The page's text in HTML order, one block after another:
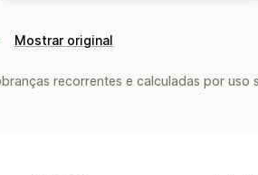
Mostrar original
recorrentes e calculadas por uso